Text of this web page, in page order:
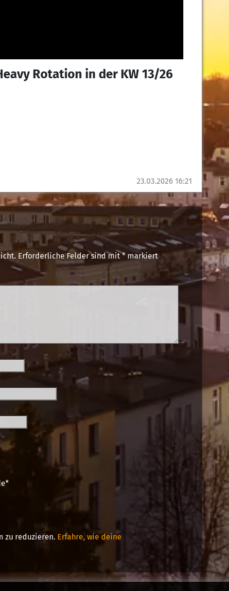
23.03.2026 16:21
Rotation in der KW 13/26
Erforderliche Felder sind mit*markiert
*
zu reduzieren. Erfahre, wie deine